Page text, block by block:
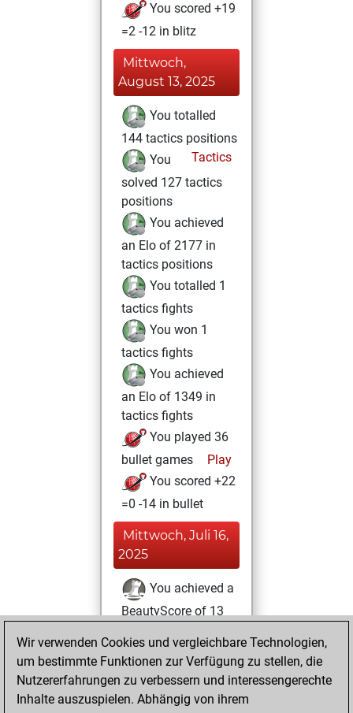
You scored +19
=2 -12 in blitz
Mittwoch,
August 13, 2025
You totalled
144 tactics positions
Tactics
You
solved 127 tactics
positions
You achieved
an Elo of 2177 in
tactics positions
You totalled 1
tactics fights
You won 1
tactics fights
You achieved
an Elo of 1349 in
tactics fights
You played 36
bullet games
Play
You scored +22
=0 -14 in bullet
Mittwoch, Juli 16,
2025
You achieved a
BeautyScore of 13
achieved a new Elo
of 1585
Donnerstag,
Wir verwenden Cookies und vergleichbare Technologien,
um bestimmte Funktionen zur Verfügung zu stellen, die
Nutzererfahrungen zu verbessern und interessengerechte
Inhalte auszuspielen. Abhängig von ihrem